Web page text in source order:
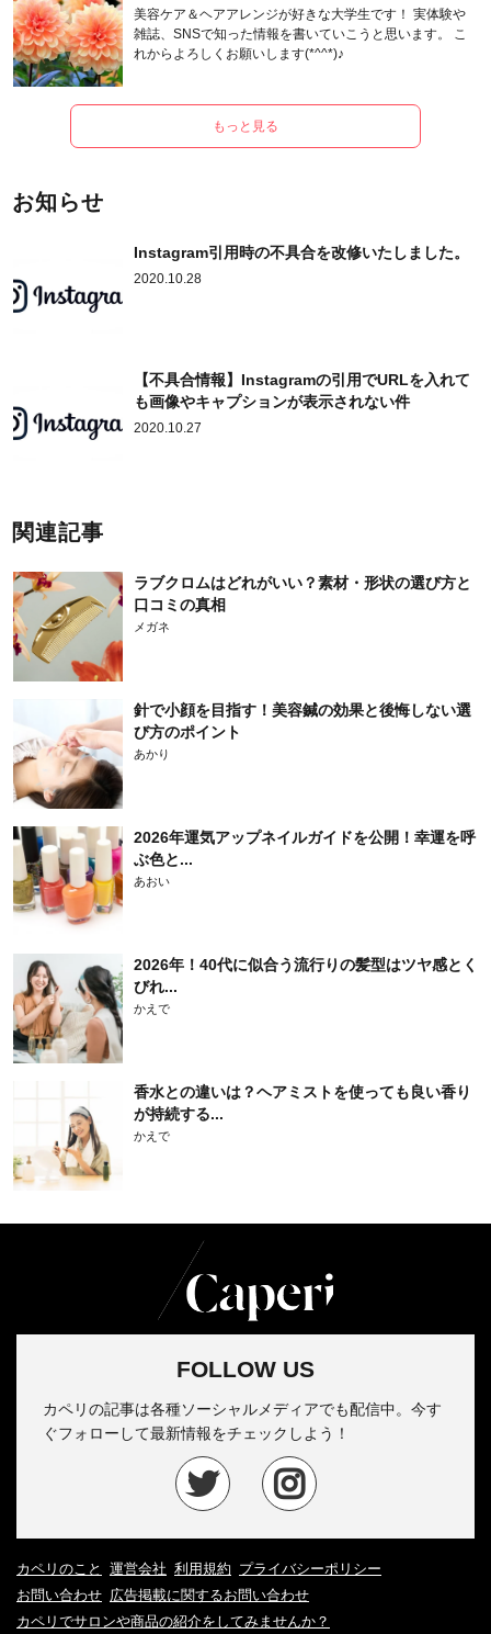
美容ケア＆ヘアアレンジが好きな大学生です！ 実体験や
雑誌、SNSで知った情報を書いていこうと思います。 こ
れからよろしくお願いします(*^^*)♪
もっと見る
お知らせ
Instagram引用時の不具合を改修いたしました。
2020.10.28
【不具合情報】Instagramの引用でURLを入れて
も画像やキャプションが表示されない件
2020.10.27
関連記事
ラブクロムはどれがいい？素材・形状の選び方と
口コミの真相
メガネ
針で小顔を目指す！美容鍼の効果と後悔しない選
び方のポイント
あかり
2026年運気アップネイルガイドを公開！幸運を呼
ぶ色と...
あおい
2026年！40代に似合う流行りの髪型はツヤ感とく
びれ...
かえで
香水との違いは？ヘアミストを使っても良い香り
が持続する...
かえで
FOLLOW US
カペリの記事は各種ソーシャルメディアでも配信中。今す
ぐフォローして最新情報をチェックしよう！
カペリのこと 運営会社 利用規約 プライバシーポリシー
お問い合わせ 広告掲載に関するお問い合わせ
カペリでサロンや商品の紹介をしてみませんか？